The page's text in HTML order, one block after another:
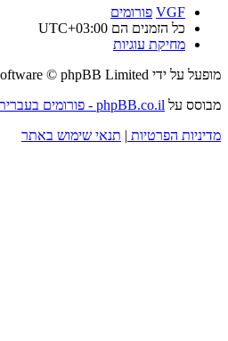
VGF פורומים
כל הזמנים הם UTC+03:00
מחיקת עוגיות
מופעל על ידי © phpBB Limited
מבוסס על phpBB.co.il - פורומים בעברית
מדיניות הפרטיות | תנאי שימוש באתר